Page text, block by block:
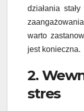
działania
warto
jest konieczna.
2.
stres